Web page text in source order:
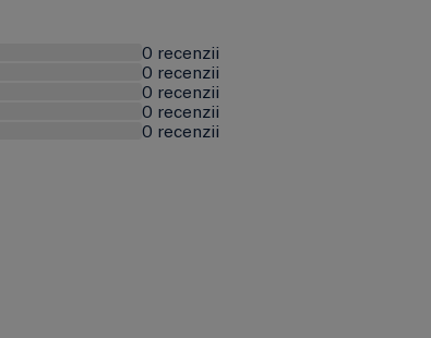
0 recenzii
0 recenzii
0 recenzii
0 recenzii
0 recenzii